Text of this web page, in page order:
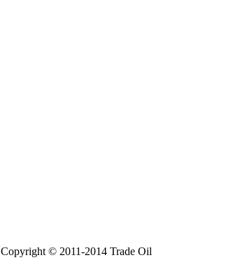
Copyright © 2011-2014 Trade Oil